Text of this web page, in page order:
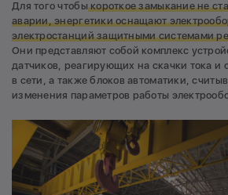
Для того чтобыкороткое замыкание не
аварии, энергетики оснащают
электростанций защитными системами
Они представляют собой комплекс
датчиков, реагирующих на скачки тока
в сети, а также блоков автоматики,
изменения параметров работы